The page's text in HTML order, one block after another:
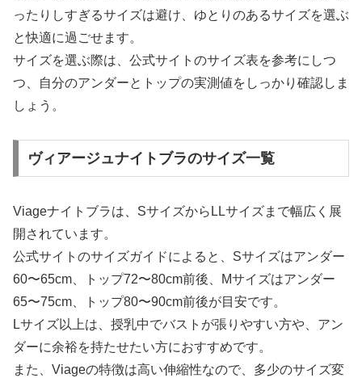
ったりしすぎるサイズは避け、ゆとりのあるサイズを選ぶ
と快適に過ごせます。
サイズを選ぶ際は、公式サイトのサイズ表を参考にしつ
つ、自分のアンダーとトップの実測値をしっかり確認しま
しょう。
ヴィアージュナイトブラのサイズ一覧
Viageナイトブラは、SサイズからLLサイズまで幅広く展
開されています。
公式サイトのサイズガイドによると、Sサイズはアンダー
60〜65cm、トップ72〜80cm前後、Mサイズはアンダー
65〜75cm、トップ80〜90cm前後が目安です。
Lサイズ以上は、授乳中でバストが張りやすい方や、アン
ダーに余裕を持たせたい方におすすめです。
また、Viageの特徴は高い伸縮性なので、多少のサイズ変